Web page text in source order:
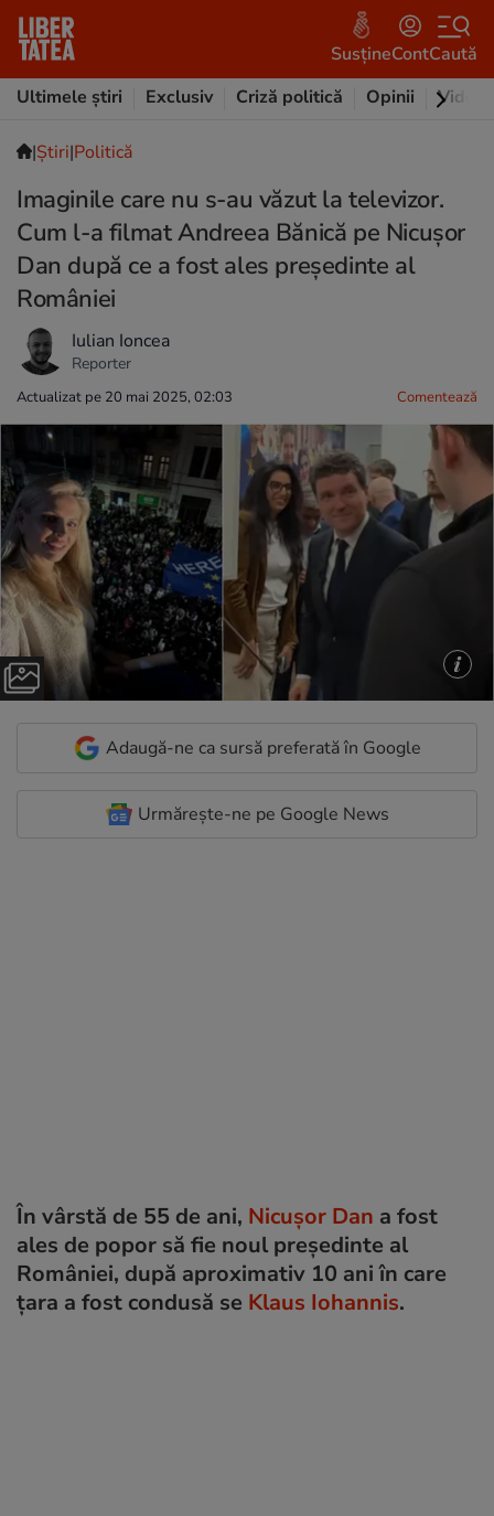
SusțineContCaută
Ultimele știri
Exclusiv Criză politică Opinii Video
|Ştiri|Politică
Imaginile care nu s-au văzut la televizor.
Cum l-a filmat Andreea Bănică pe Nicușor
Dan după ce a fost ales președinte al
României
Iulian Ioncea
Reporter
Actualizat pe 20 mai 2025, 02:03 Comentează
Adaugă-ne ca sursă preferată în Google
Urmărește-ne pe Google News
În vârstă de 55 de ani, Nicușor Dan a fost
ales de popor să fie noul președinte al
României, după aproximativ 10 ani în care
țara a fost condusă se Klaus Iohannis.